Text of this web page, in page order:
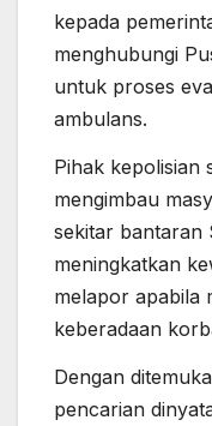
kepada
menghubungi
untuk proses
ambulans.
Pihak kepolisian
mengimbau
sekitar bantaran
meningkatkan
melapor apabila
keberadaan
Dengan
pencarian